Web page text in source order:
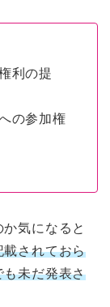
利の提
の参加権
気になると
載されておら
も未だ発表さ